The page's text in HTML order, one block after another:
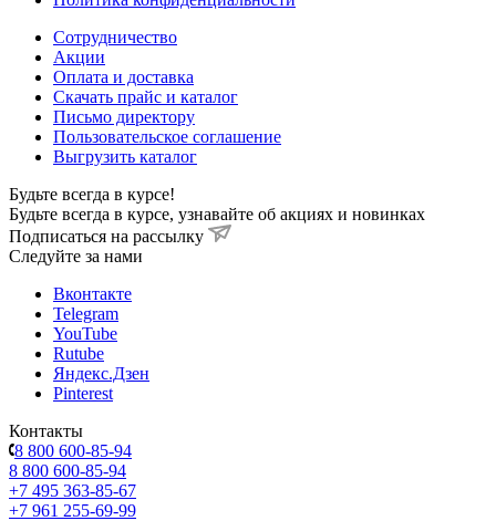
Сотрудничество
Акции
Оплата и доставка
Скачать прайс и каталог
Письмо директору
Пользовательское соглашение
Выгрузить каталог
Будьте всегда в курсе!
Будьте всегда в курсе, узнавайте об акциях и новинках
Подписаться на рассылку
Cледуйте за нами
Вконтакте
Telegram
YouTube
Rutube
Яндекс.Дзен
Pinterest
Контакты
8 800 600-85-94
8 800 600-85-94
+7 495 363-85-67
+7 961 255-69-99